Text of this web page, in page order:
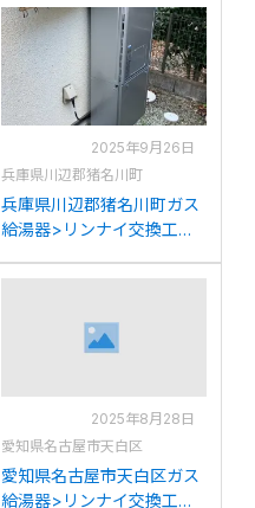
K2400SAW2-6からリンナ
イRUFH-E2408SAW2-6(A)
への交換
2025年9月26日
兵庫県川辺郡猪名川町
兵庫県川辺郡猪名川町ガス
給湯器>リンナイ交換工事
V2403AW2-6からリンナイ
2025年8月28日
愛知県名古屋市天白区
愛知県名古屋市天白区ガス
給湯器>リンナイ交換工事